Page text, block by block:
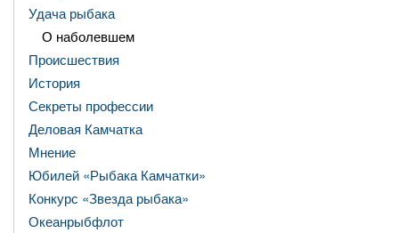
Удача рыбака
О наболевшем
Происшествия
История
Секреты профессии
Деловая Камчатка
Мнение
Юбилей «Рыбака Камчатки»
Конкурс «Звезда рыбака»
Океанрыбфлот